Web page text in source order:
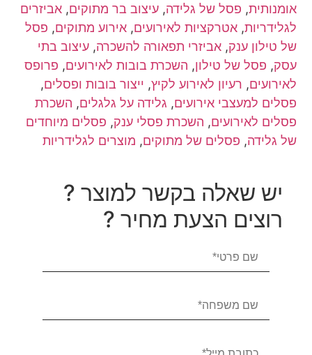
אומנותית, פסל של גלידה,עיצוב בר מתוקים,אביזרים
לגלידריות,אטרקציות לאירועים,אירוע מתוקים, פסל
של טילון ענק,אביזרי תפאורה להשכרה,עיצוב בתי
עסק, פסל של טילון, השכרת בובות לאירועים, פרופס
לאירועים, רעיון לאירוע לקיץ, ייצור בובות ופסלים,
פסלים למעצבי אירועים, גלידה על גלגלים, השכרת
פסלים לאירועים, השכרת פסלי ענק, פסלים מיוחדים
של גלידה, פסלים של מתוקים, מוצרים לגלידריות
יש שאלה בקשר למוצר ?
רוצים הצעת מחיר ?